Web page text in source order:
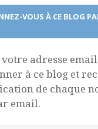
VOUS À CE BLOG
votre adresse
à ce blog et
de chaque
email.